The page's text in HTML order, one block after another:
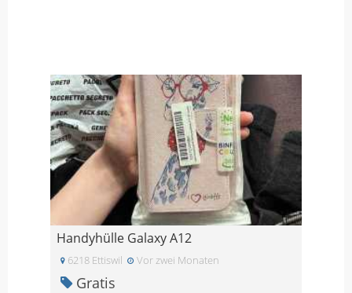
Handyhülle Galaxy A12
6218 Ettiswil Vor zwei Monaten
Gratis